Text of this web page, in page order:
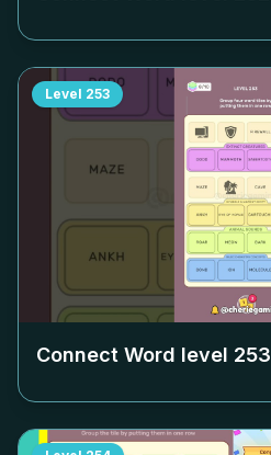
Level 253
Connect Word level 253